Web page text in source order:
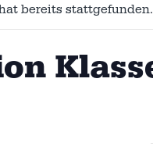
bereits stattgefunden.